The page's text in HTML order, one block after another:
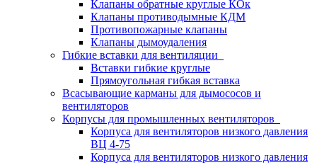
Клапаны обратные круглые КОк
Клапаны противодымные КДМ
Противопожарные клапаны
Клапаны дымоудаления
Гибкие вставки для вентиляции
Вставки гибкие круглые
Прямоугольная гибкая вставка
Всасывающие карманы для дымососов и
вентиляторов
Корпусы для промышленных вентиляторов
Корпуса для вентиляторов низкого давления
ВЦ 4-75
Корпуса для вентиляторов низкого давления